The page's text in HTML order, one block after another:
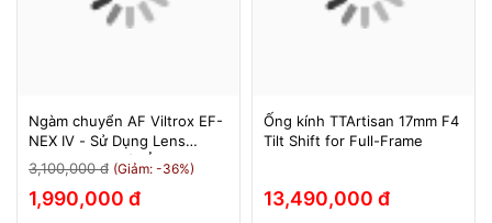
Ngàm chuyển AF Viltrox EF-
NEX IV - Sử Dụng Lens
Canon Trên Máy Ảnh Sony
E-Mount - Bảo Hành 12
Tháng.
3,100,000 đ (Giảm: -36%)
1,990,000 đ
Ống kính TTArtisan 17mm F4
Tilt Shift for Full-Frame
13,490,000 đ